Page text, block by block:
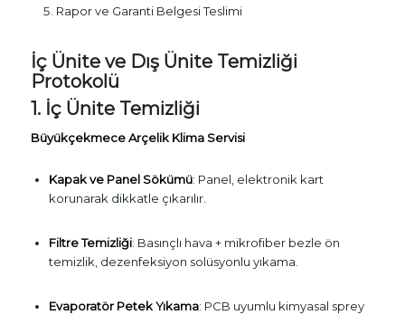
Rapor ve Garanti Belgesi Teslimi
İç Ünite ve Dış Ünite Temizliği
Protokolü
1. İç Ünite Temizliği
Büyükçekmece Arçelik Klima Servisi
Kapak ve Panel Sökümü: Panel, elektronik kart
korunarak dikkatle çıkarılır.
Filtre Temizliği: Basınçlı hava + mikrofiber bezle ön
temizlik, dezenfeksiyon solüsyonlu yıkama.
Evaporatör Petek Yıkama: PCB uyumlu kimyasal sprey